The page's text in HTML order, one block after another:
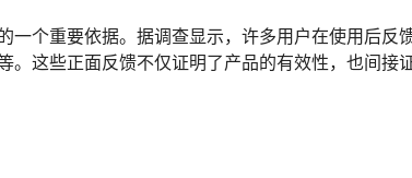
一个重要依据。据调查显示，许多用户在使用后反
。这些正面反馈不仅证明了产品的有效性，也间接